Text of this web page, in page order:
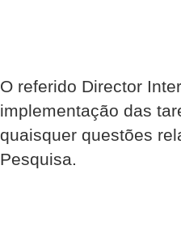
O referido Director
implementação das
quaisquer questões
Pesquisa.